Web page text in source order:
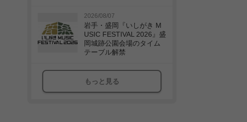
2026/08/07
岩手・盛岡『いしがき M
USIC FESTIVAL 2026』盛
岡城跡公園会場のタイム
テーブル解禁
もっと見る